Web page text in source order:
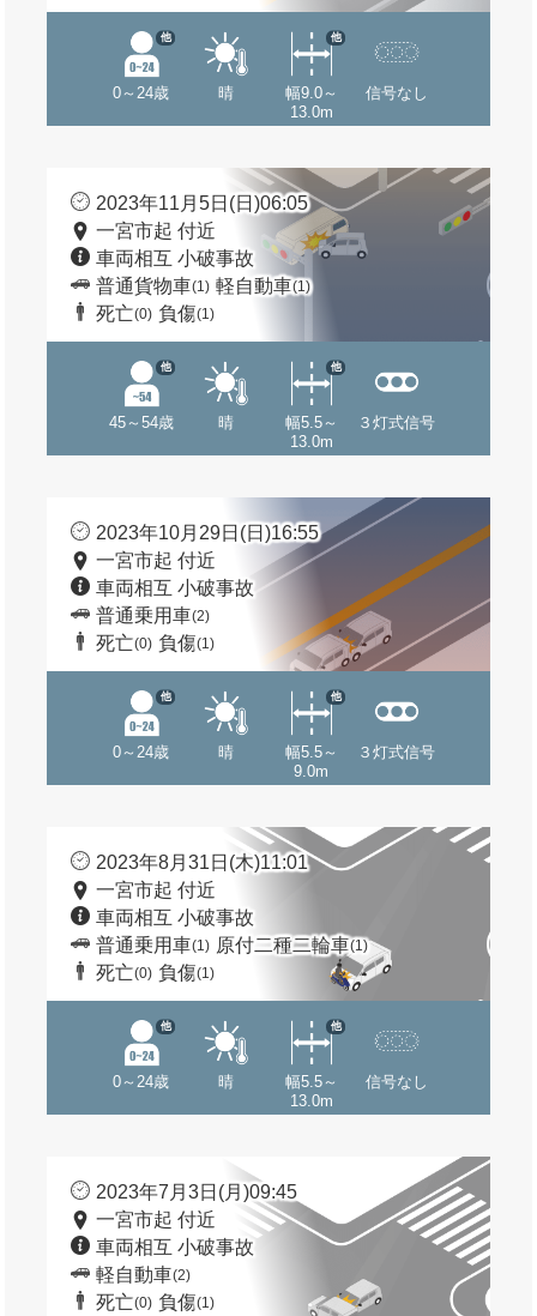
0～24歳
他
晴
幅9.0～
13.0m
他
信号なし
2023年11月5日(日)06:05
一宮市起 付近
車両相互 小破事故
普通貨物車(1) 軽自動車(1)
死亡(0) 負傷(1)
45～54歳
他
晴
幅5.5～
13.0m
他
３灯式信号
2023年10月29日(日)16:55
一宮市起 付近
車両相互 小破事故
普通乗用車(2)
死亡(0) 負傷(1)
0～24歳
他
晴
幅5.5～
9.0m
他
３灯式信号
2023年8月31日(木)11:01
一宮市起 付近
車両相互 小破事故
普通乗用車(1) 原付二種二輪車(1)
死亡(0) 負傷(1)
0～24歳
他
晴
幅5.5～
13.0m
他
信号なし
2023年7月3日(月)09:45
一宮市起 付近
車両相互 小破事故
軽自動車(2)
死亡(0) 負傷(1)